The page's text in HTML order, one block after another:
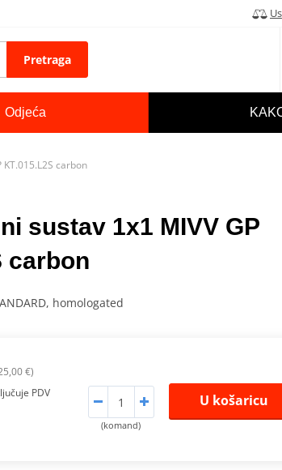
Pretraga
Odjeća
carbon
sustav 1x1 MIVV GP
carbon
homologated
€)
PDV
(komand)
U košaricu